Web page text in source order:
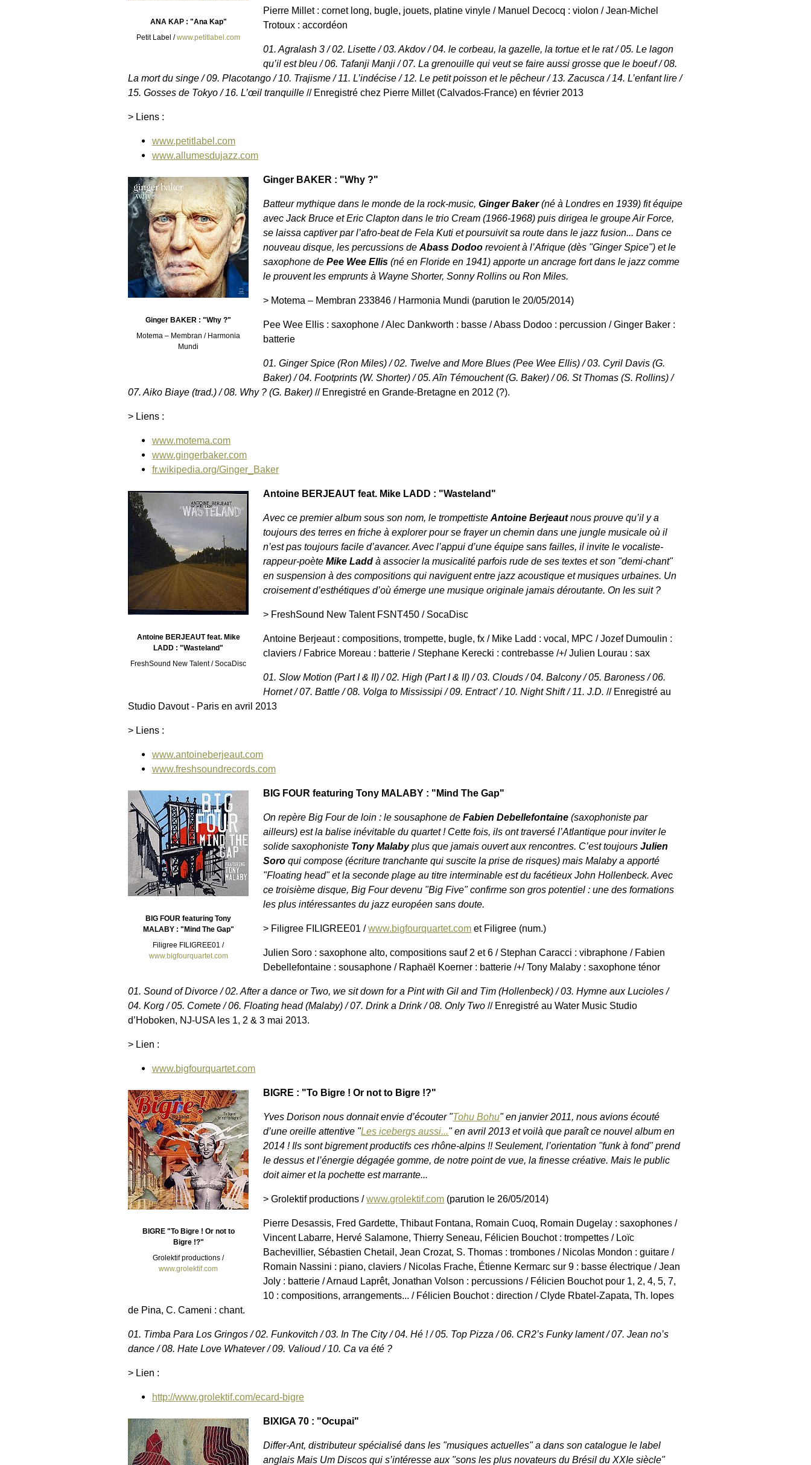
ANA KAP : "Ana Kap"
Petit Label /www.petitlabel.com
Pierre Millet : cornet long, bugle, jouets, platine vinyle / Manuel Decocq : violon / Jean-Michel
Trotoux : accordéon
01. Agralash 3 / 02. Lisette / 03. Akdov / 04. le corbeau, la gazelle, la tortue et le rat / 05. Le lagon
qu’il est bleu / 06. Tafanji Manji / 07. La grenouille qui veut se faire aussi grosse que le boeuf / 08.
La mort du singe / 09. Placotango / 10. Trajisme / 11. L’indécise / 12. Le petit poisson et le pêcheur / 13. Zacusca / 14. L’enfant lire /
15. Gosses de Tokyo / 16. L’œil tranquille // Enregistré chez Pierre Millet (Calvados-France) en février 2013
> Liens :
www.petitlabel.com
www.allumesdujazz.com
Ginger BAKER : "Why ?"
Motema – Membran / Harmonia
Mundi
Ginger BAKER : "Why ?"
Batteur mythique dans le monde de la rock-music,Ginger Baker(né à Londres en 1939) fit équipe
avec Jack Bruce et Eric Clapton dans le trio Cream (1966-1968) puis dirigea le groupe Air Force,
se laissa captiver par l’afro-beat de Fela Kuti et poursuivit sa route dans le jazz fusion... Dans ce
nouveau disque, les percussions deAbass Dodoo revoient à l’Afrique (dès "Ginger Spice") et le
saxophone dePee Wee Ellis (né en Floride en 1941) apporte un ancrage fort dans le jazz comme
le prouvent les emprunts à Wayne Shorter, Sonny Rollins ou Ron Miles.
> Motema – Membran 233846 / Harmonia Mundi (parution le 20/05/2014)
Pee Wee Ellis : saxophone / Alec Dankworth : basse / Abass Dodoo : percussion / Ginger Baker :
batterie
01. Ginger Spice (Ron Miles) / 02. Twelve and More Blues (Pee Wee Ellis) / 03. Cyril Davis (G.
Baker) / 04. Footprints (W. Shorter) / 05. Aĩn Témouchent (G. Baker) / 06. St Thomas (S. Rollins) /
07. Aiko Biaye (trad.) / 08. Why ? (G. Baker) // Enregistré en Grande-Bretagne en 2012 (?).
> Liens :
www.motema.com
www.gingerbaker.com
fr.wikipedia.org/Ginger_Baker
Antoine BERJEAUT feat. Mike
LADD : "Wasteland"
FreshSound New Talent / SocaDisc
Antoine BERJEAUT feat. Mike LADD : "Wasteland"
Avec ce premier album sous son nom, le trompettisteAntoine Berjeautnous prouve qu’il y a
toujours des terres en friche à explorer pour se frayer un chemin dans une jungle musicale où il
n’est pas toujours facile d’avancer. Avec l’appui d’une équipe sans failles, il invite le vocaliste-
rappeur-poèteMike Ladd à associer la musicalité parfois rude de ses textes et son "demi-chant"
en suspension à des compositions qui naviguent entre jazz acoustique et musiques urbaines. Un
croisement d’esthétiques d’où émerge une musique originale jamais déroutante. On les suit ?
> FreshSound New Talent FSNT450 / SocaDisc
Antoine Berjeaut : compositions, trompette, bugle, fx / Mike Ladd : vocal, MPC / Jozef Dumoulin :
claviers / Fabrice Moreau : batterie / Stephane Kerecki : contrebasse /+/ Julien Lourau : sax
01. Slow Motion (Part I & II) / 02. High (Part I & II) / 03. Clouds / 04. Balcony / 05. Baroness / 06.
Hornet / 07. Battle / 08. Volga to Mississipi / 09. Entract’ / 10. Night Shift / 11. J.D.// Enregistré au
Studio Davout - Paris en avril 2013
> Liens :
www.antoineberjeaut.com
www.freshsoundrecords.com
BIG FOUR featuring Tony
MALABY : "Mind The Gap"
Filigree FILIGREE01 /
www.bigfourquartet.com
BIG FOUR featuring Tony MALABY : "Mind The Gap"
On repère Big Four de loin : le sousaphone deFabien Debellefontaine (saxophoniste par
ailleurs) est la balise inévitable du quartet ! Cette fois, ils ont traversé l’Atlantique pour inviter le
solide saxophoniste Tony Malabyplus que jamais ouvert aux rencontres. C’est toujoursJulien
Soro qui compose (écriture tranchante qui suscite la prise de risques) mais Malaby a apporté
"Floating head" et la seconde plage au titre interminable est du facétieux John Hollenbeck. Avec
ce troisième disque, Big Four devenu "Big Five" confirme son gros potentiel : une des formations
les plus intéressantes du jazz européen sans doute.
> Filigree FILIGREE01 /www.bigfourquartet.com et Filigree (num.)
Julien Soro : saxophone alto, compositions sauf 2 et 6 / Stephan Caracci : vibraphone / Fabien
Debellefontaine : sousaphone / Raphaël Koerner : batterie /+/ Tony Malaby : saxophone ténor
01. Sound of Divorce / 02. After a dance or Two, we sit down for a Pint with Gil and Tim (Hollenbeck) / 03. Hymne aux Lucioles /
04. Korg / 05. Comete / 06. Floating head (Malaby) / 07. Drink a Drink / 08. Only Two // Enregistré au Water Music Studio
d’Hoboken, NJ-USA les 1, 2 & 3 mai 2013.
> Lien :
www.bigfourquartet.com
BIGRE "To Bigre ! Or not to
Bigre !?"
Grolektif productions /
www.grolektif.com
BIGRE : "To Bigre ! Or not to Bigre !?"
Yves Dorison nous donnait envie d’écouter "Tohu Bohu" en janvier 2011, nous avions écouté
d’une oreille attentive "Les icebergs aussi..." en avril 2013 et voilà que paraît ce nouvel album en
2014 ! Ils sont bigrement productifs ces rhône-alpins !! Seulement, l’orientation "funk à fond" prend
le dessus et l’énergie dégagée gomme, de notre point de vue, la finesse créative. Mais le public
doit aimer et la pochette est marrante...
> Grolektif productions /www.grolektif.com (parution le 26/05/2014)
Pierre Desassis, Fred Gardette, Thibaut Fontana, Romain Cuoq, Romain Dugelay : saxophones /
Vincent Labarre, Hervé Salamone, Thierry Seneau, Félicien Bouchot : trompettes / Loïc
Bachevillier, Sébastien Chetail, Jean Crozat, S. Thomas : trombones / Nicolas Mondon : guitare /
Romain Nassini : piano, claviers / Nicolas Frache, Étienne Kermarc sur 9 : basse électrique / Jean
Joly : batterie / Arnaud Laprêt, Jonathan Volson : percussions / Félicien Bouchot pour 1, 2, 4, 5, 7,
10 : compositions, arrangements... / Félicien Bouchot : direction / Clyde Rbatel-Zapata, Th. lopes
de Pina, C. Cameni : chant.
01. Timba Para Los Gringos / 02. Funkovitch / 03. In The City / 04. Hé ! / 05. Top Pizza / 06. CR2’s Funky lament / 07. Jean no’s
dance / 08. Hate Love Whatever / 09. Valioud / 10. Ca va été ?
> Lien :
http://www.grolektif.com/ecard-bigre
BIXIGA 70 : "Ocupai"
Differ-Ant, distributeur spécialisé dans les "musiques actuelles" a dans son catalogue le label
anglais Mais Um Discos qui s’intéresse aux "sons les plus novateurs du Brésil du XXIe siècle"